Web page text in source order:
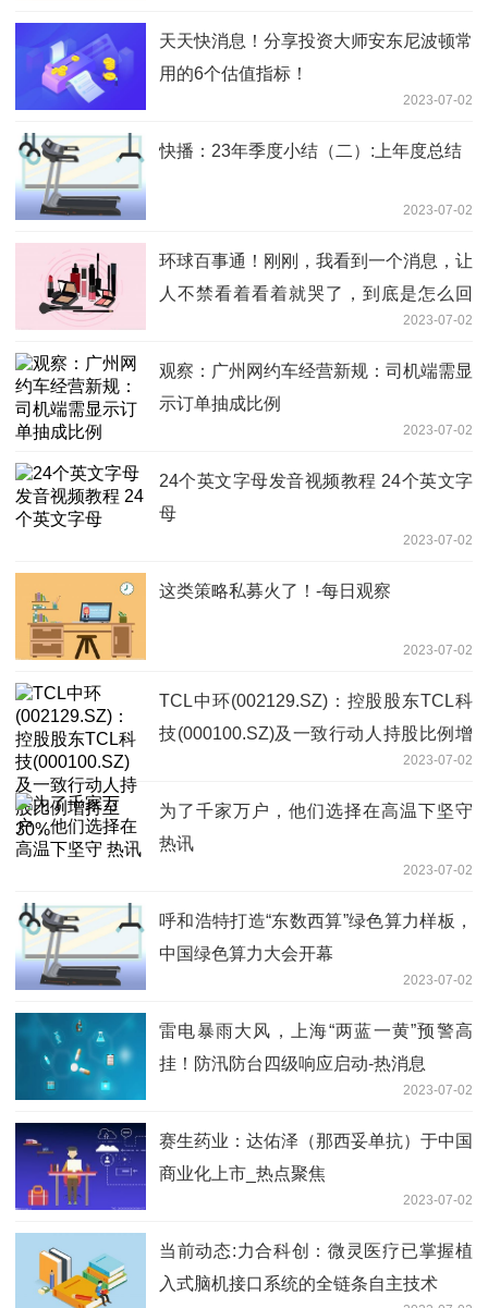
天天快消息！分享投资大师安东尼波顿常
用的6个估值指标！
2023-07-02
快播：23年季度小结（二）:上年度总结
2023-07-02
环球百事通！刚刚，我看到一个消息，让
人不禁看着看着就哭了，到底是怎么回
事？马上告诉所有人，原因是这样的！
2023-07-02
观察：广州网约车经营新规：司机端需显
示订单抽成比例
2023-07-02
24个英文字母发音视频教程 24个英文字
母
2023-07-02
这类策略私募火了！-每日观察
2023-07-02
TCL中环(002129.SZ)：控股股东TCL科
技(000100.SZ)及一致行动人持股比例增
2023-07-02
为了千家万户，他们选择在高温下坚守
热讯
2023-07-02
呼和浩特打造“东数西算”绿色算力样板，
中国绿色算力大会开幕
2023-07-02
雷电暴雨大风，上海“两蓝一黄”预警高
挂！防汛防台四级响应启动-热消息
2023-07-02
赛生药业：达佑泽（那西妥单抗）于中国
商业化上市_热点聚焦
2023-07-02
当前动态:力合科创：微灵医疗已掌握植
入式脑机接口系统的全链条自主技术